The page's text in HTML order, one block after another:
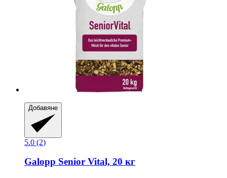
Добавяне
5.0 (2)
Galopp Senior Vital, 20 кг